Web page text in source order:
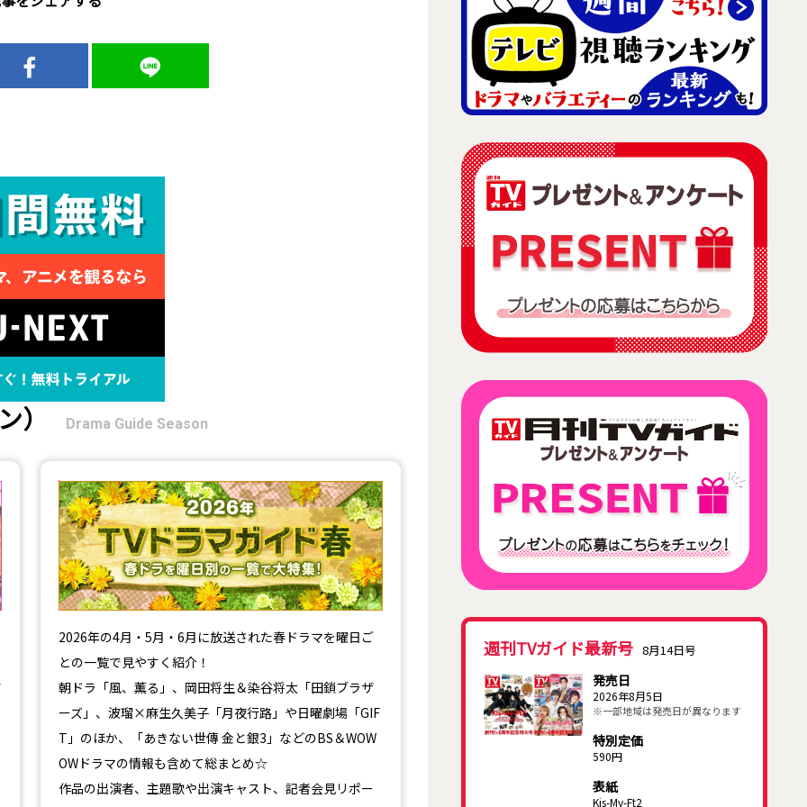
） Drama Guide Season
【2026年春】TVドラマガイド
2026年の4月・5月・6月に放送された春ドラマを曜日ご
との一覧で見やすく紹介！
朝ドラ「風、薫る」、岡田将生＆染谷将太「田鎖ブラザ
ーズ」、波瑠×麻生久美子「月夜行路」や日曜劇場「GIF
T」のほか、「あきない世傳 金と銀3」などのBS＆WOW
OWドラマの情報も含めて総まとめ☆
作品の出演者、主題歌や出演キャスト、記者会見リポー
週刊TVガイド最新号 8月14日号
発売日
2026年8月5日
※一部地域は発売日が異なります
特別定価
590円
表紙
Kis-My-Ft2